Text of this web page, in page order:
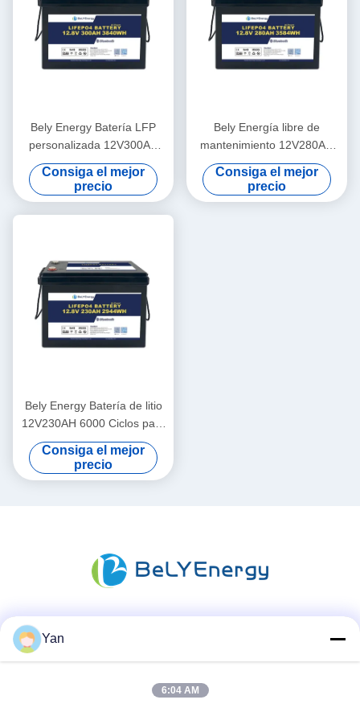
Bely Energy Batería LFP
personalizada 12V300AH
Phosphate LFP Batería
PACK para RV Solar Marina
Consiga el mejor
precio
Bely Energía libre de
mantenimiento 12V280AH
Solaire Litio para coche
eléctrico Camper Marine
Consiga el mejor
precio
Bely Energy Batería de litio
12V230AH 6000 Ciclos para
vehículos eléctricos marinos
Camper
Consiga el mejor
precio
Yan
6:04 AM